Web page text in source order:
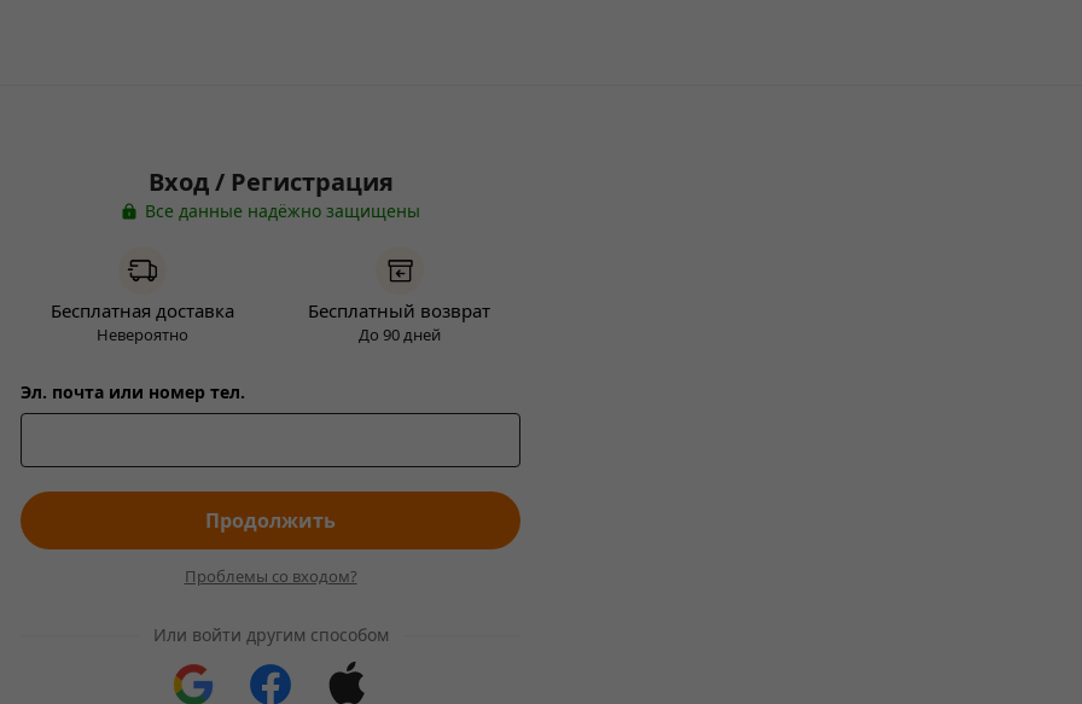
Вход / Регистрация
Все данные надёжно защищены
Бесплатная доставка
Невероятно
Бесплатный возврат
До 90 дней
Эл. почта или номер тел.
Продолжить
Проблемы со входом?
Или войти другим способом